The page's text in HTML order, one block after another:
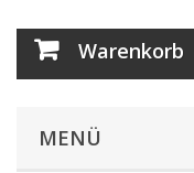
Warenkorb
MENÜ